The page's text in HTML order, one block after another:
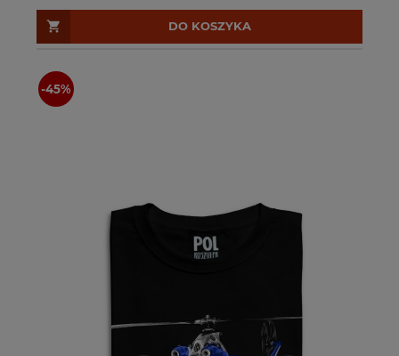
DO KOSZYKA